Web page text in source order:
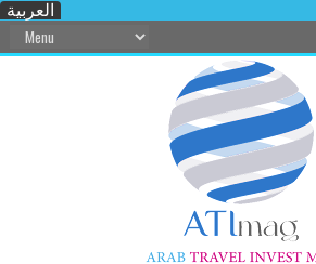
العربية